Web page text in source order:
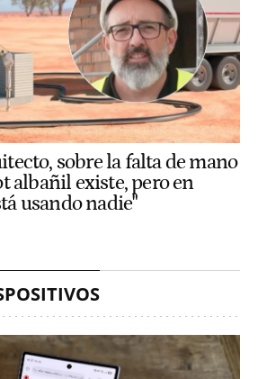
sobre la falta de mano
albañil existe, pero en
usando nadie"